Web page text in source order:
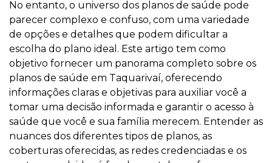
No entanto, o universo dos planos de saúde pode
parecer complexo e confuso, com uma variedade
de opções e detalhes que podem dificultar a
escolha do plano ideal. Este artigo tem como
objetivo fornecer um panorama completo sobre os
planos de saúde em Taquarivaí, oferecendo
informações claras e objetivas para auxiliar você a
tomar uma decisão informada e garantir o acesso à
saúde que você e sua família merecem. Entender as
nuances dos diferentes tipos de planos, as
coberturas oferecidas, as redes credenciadas e os